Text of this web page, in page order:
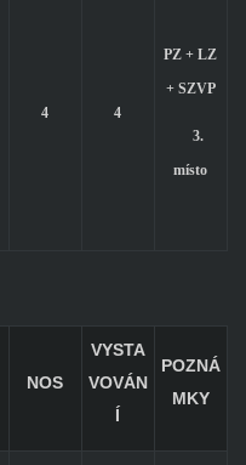
4 4
PZ + LZ
+ SZVP
3.
místo
NOS
VYSTA
VOVÁN
Í
POZNÁ
MKY